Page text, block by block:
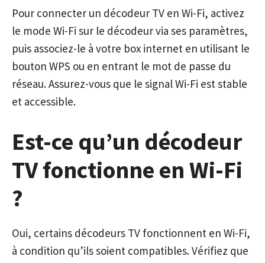
Pour connecter un décodeur TV en Wi-Fi, activez
le mode Wi-Fi sur le décodeur via ses paramètres,
puis associez-le à votre box internet en utilisant le
bouton WPS ou en entrant le mot de passe du
réseau. Assurez-vous que le signal Wi-Fi est stable
et accessible.
Est-ce qu’un décodeur
TV fonctionne en Wi-Fi
?
Oui, certains décodeurs TV fonctionnent en Wi-Fi,
à condition qu’ils soient compatibles. Vérifiez que